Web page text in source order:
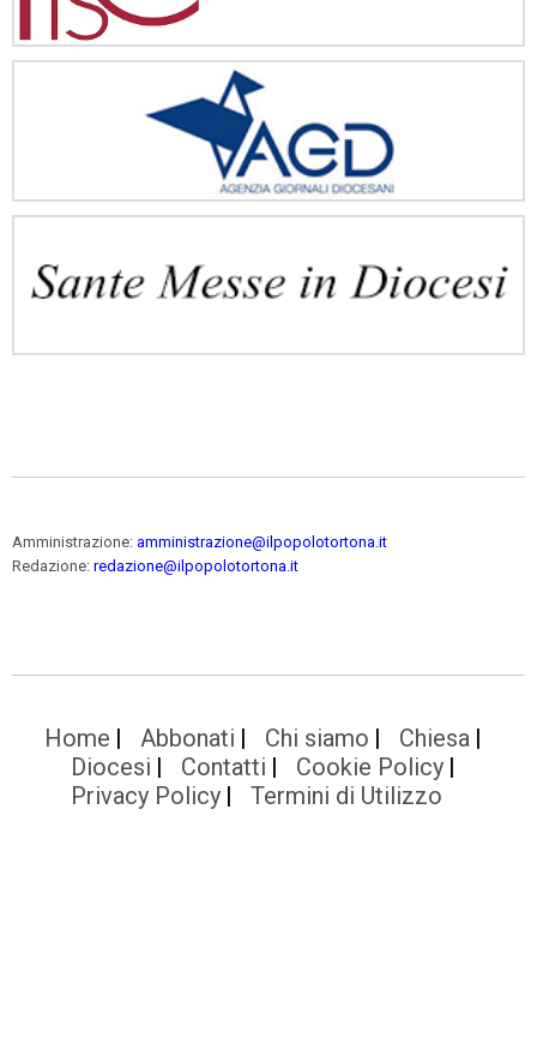
Amministrazione: amministrazione@ilpopolotortona.it
Redazione: redazione@ilpopolotortona.it
Home Abbonati Chi siamo
Chiesa
Diocesi
Contatti
Cookie Policy
Privacy Policy
Termini di Utilizzo